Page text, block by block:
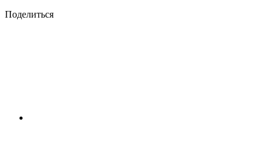
Поделиться